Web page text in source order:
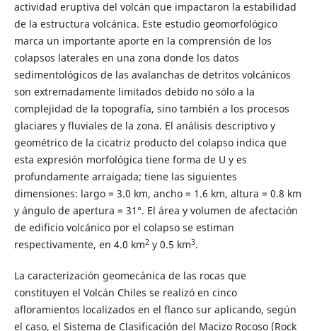
actividad eruptiva del volcán que impactaron la estabilidad
de la estructura volcánica. Este estudio geomorfológico
marca un importante aporte en la comprensión de los
colapsos laterales en una zona donde los datos
sedimentológicos de las avalanchas de detritos volcánicos
son extremadamente limitados debido no sólo a la
complejidad de la topografía, sino también a los procesos
glaciares y fluviales de la zona. El análisis descriptivo y
geométrico de la cicatriz producto del colapso indica que
esta expresión morfológica tiene forma de U y es
profundamente arraigada; tiene las siguientes
dimensiones: largo = 3.0 km, ancho = 1.6 km, altura = 0.8 km
y ángulo de apertura = 31°. El área y volumen de afectación
de edificio volcánico por el colapso se estiman
respectivamente, en 4.0 km2y 0.5 km3.
La caracterización geomecánica de las rocas que
constituyen el Volcán Chiles se realizó en cinco
afloramientos localizados en el flanco sur aplicando, según
el caso, el Sistema de Clasificación del Macizo Rocoso (Rock